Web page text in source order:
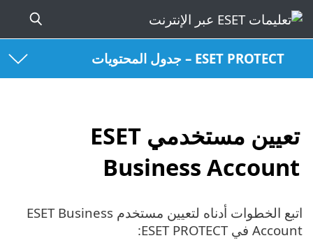
ESET PROTECT – جدول المحتويات
تعيين مستخدمي ESET
Business Account
اتبع الخطوات أدناه لتعيين مستخدم ESET Business
Account في ESET PROTECT: